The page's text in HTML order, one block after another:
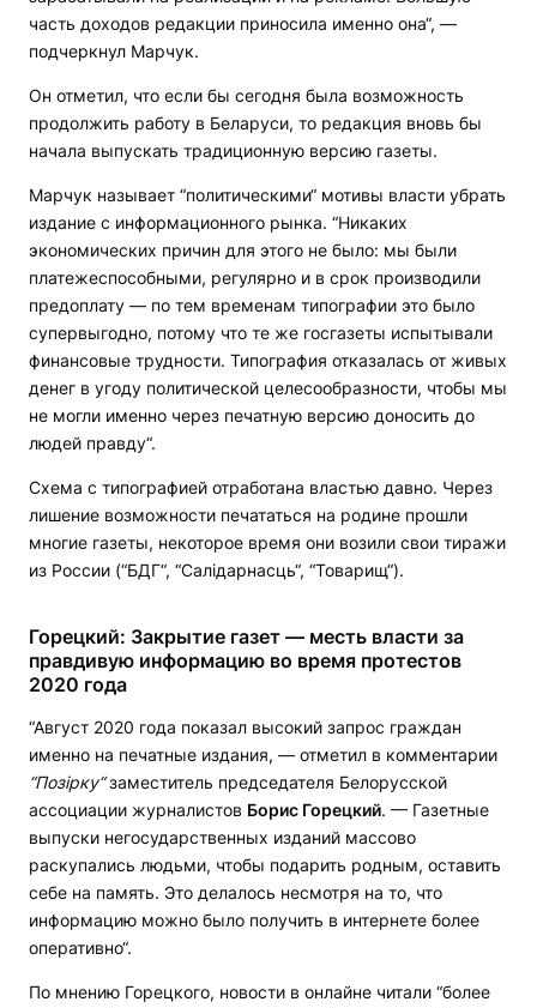
часть доходов редакции приносила именно она“, —
подчеркнул Марчук.
Он отметил, что если бы сегодня была возможность
продолжить работу в Беларуси, то редакция вновь бы
начала выпускать традиционную версию газеты.
Марчук называет “политическими“ мотивы власти убрать
издание с информационного рынка. “Никаких
экономических причин для этого не было: мы были
платежеспособными, регулярно и в срок производили
предоплату — по тем временам типографии это было
супервыгодно, потому что те же госгазеты испытывали
финансовые трудности. Типография отказалась от живых
денег в угоду политической целесообразности, чтобы мы
не могли именно через печатную версию доносить до
людей правду“.
Схема с типографией отработана властью давно. Через
лишение возможности печататься на родине прошли
многие газеты, некоторое время они возили свои тиражи
из России (“БДГ“, “Салідарнасць“, “Товарищ“).
Горецкий: Закрытие газет — месть власти за
правдивую информацию во время протестов
2020 года
“Август 2020 года показал высокий запрос граждан
именно на печатные издания, — отметил в комментарии
“Позірку“заместитель председателя Белорусской
ассоциации журналистов Борис Горецкий. — Газетные
выпуски негосударственных изданий массово
раскупались людьми, чтобы подарить родным, оставить
себе на память. Это делалось несмотря на то, что
информацию можно было получить в интернете более
оперативно“.
По мнению Горецкого, новости в онлайне читали “более